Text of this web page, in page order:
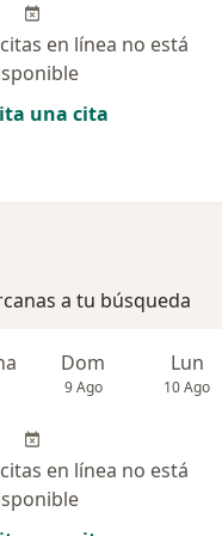
en línea no está
una cita
a tu búsqueda
Dom
9 Ago
Lun
10 Ago
en línea no está